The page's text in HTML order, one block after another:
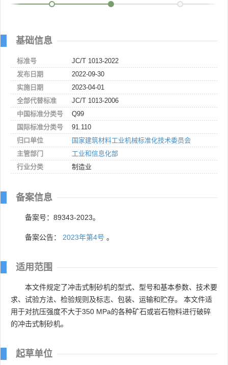
基础信息
标准号
JC/T 1013-2022
发布日期
2022-09-30
实施日期
2023-04-01
全部代替标准
JC/T 1013-2006
中国标准分类号
Q99
国际标准分类号
91.110
归口单位
国家建筑材料工业机械标准化技术委员会
主管部门
工业和信息化部
行业分类
制造业
备案信息
备案号：89343-2023。
备案公告： 2023年第4号 。
适用范围
本文件规定了冲击式制砂机的型式、型号和基本参数、技术要
求、试验方法、检验规则及标志、包装、运输和贮存。 本文件适
用于对抗压强度不大于350 MPa的各种矿石或岩石物料进行破碎
的冲击式制砂机。
起草单位